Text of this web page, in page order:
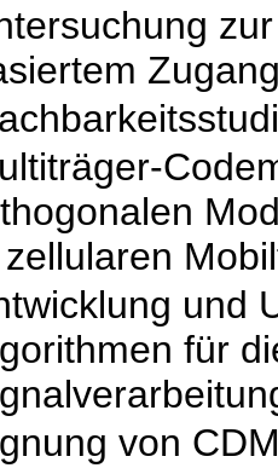
und
für
von